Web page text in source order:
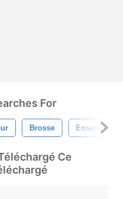
For
Brosse Ensemble
Ce